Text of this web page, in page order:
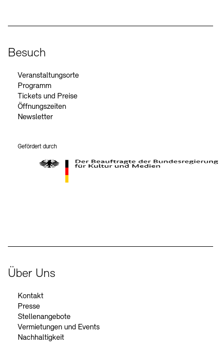
Besuch
Veranstaltungsorte
Programm
Tickets und Preise
Öffnungszeiten
Newsletter
Gefördert durch
Über Uns
Kontakt
Presse
Stellenangebote
Vermietungen und Events
Nachhaltigkeit